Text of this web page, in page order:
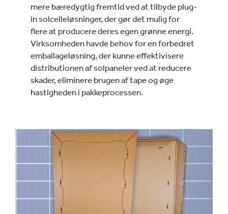
mere bæredygtig fremtid ved at tilbyde plug-
in solcelleløsninger, der gør det mulig for
flere at producere deres egen grønne energi.
Virksomheden havde behov for en forbedret
emballageløsning, der kunne effektivisere
distributionen af solpaneler ved at reducere
skader, eliminere brugen af tape og øge
hastigheden i pakkeprocessen.